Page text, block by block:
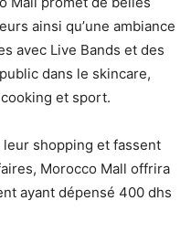
ainsi qu’une ambiance
avec Live Bands et des
dans le skincare,
et sport.
shopping et fassent
Morocco Mall offrira
ayant dépensé 400 dhs